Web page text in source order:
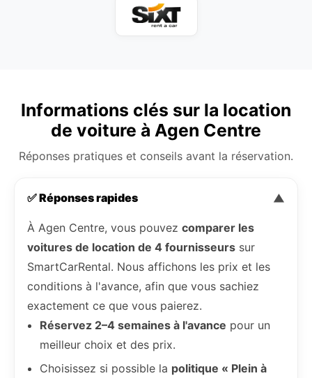
Informations clés sur la location
de voiture à Agen Centre
Réponses pratiques et conseils avant la réservation.
✅ Réponses rapides ▼
À Agen Centre, vous pouvez comparer les
voitures de location de 4 fournisseurs sur
SmartCarRental. Nous affichons les prix et les
conditions à l'avance, afin que vous sachiez
exactement ce que vous paierez.
Réservez 2–4 semaines à l'avance pour un
meilleur choix et des prix.
Choisissez si possible la politique « Plein à